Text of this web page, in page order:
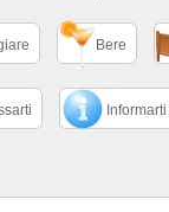
Bere
Informarti